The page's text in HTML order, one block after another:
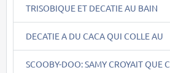
TRISOBIQUE ET DECATIE AU BAIN
DECATIE A DU CACA QUI COLLE AU
SCOOBY-DOO: SAMY CROYAIT QUE C